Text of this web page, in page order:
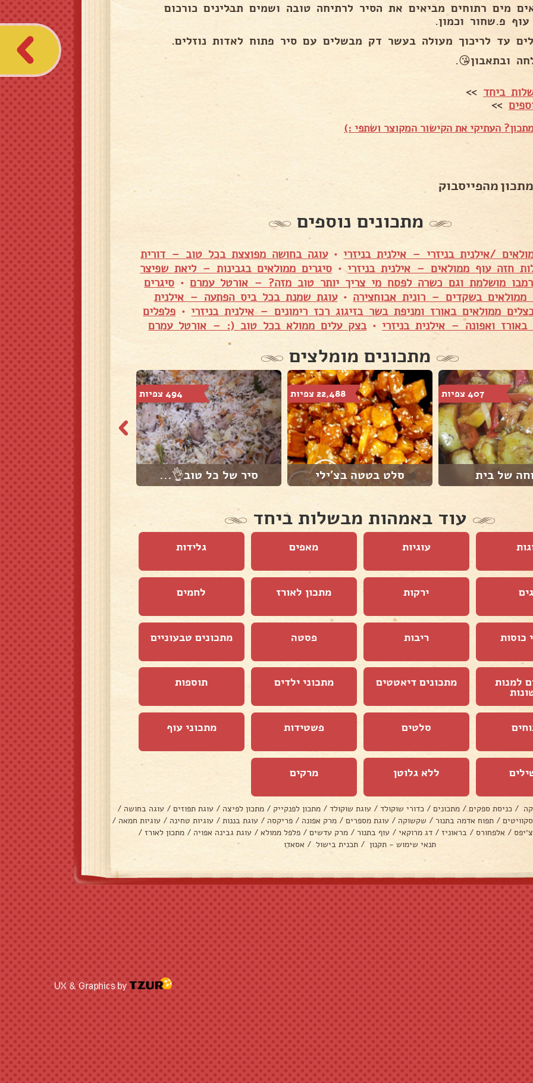
מים רתוחים מביאים את הסיר לרתיחה טובה ושמים תבלינים כורכום
פ.שחור וכמון.
עד לריכוך מעולה בעשר דק מבשלים עם סיר פתוח לאדות נוזלים.
ובתאבון😘.
ביחד >>
>>
העתיקי את הקישור המקוצר ושתפי :)
מהפייסבוק
מתכונים נוספים
/אילנית בניזרי – אילנית בניזרי •עוגה בחושה מפוצצת בכל טוב – דורית
חזה עוף ממולאים – אילנית בניזרי• סיגרים ממולאים בגבינות – ליאת שפיצר
מושלמת וגם כשרה לפסח מי צריך יותר טוב מזה? – אורטל עמרם• סיגרים
ממולאים בשקדים – רונית אבוחצירה •עוגת שמנת בכל ביס הפתעה – אילנית
ממולאים באורז ומניפת בשר בזיגוג רכז רימונים – אילנית בניזרי • פלפלים
באורז ואפונה – אילנית בניזרי •בצק עלים ממולא בכל טוב (: – אורטל עמרם
מתכונים מומלצים
407 צפיות
של בית
22,488 צפיות
סלט בטטה בצ'ילי
494 צפיות
סיר של כל טוב👌...
עוד באמהות מבשלות ביחד
עוגיות מאפים גלידות
ירקות מתכון לאורז לחמים
כוסות ריבות פסטה מתכונים טבעוניים
למנות מתכונים דיאטטים מתכוני ילדים תוספות
סלטים פשטידות מתכוני עוף
ללא גלוטן מרקים
/ כניסת ספקים / מתכונים / כדורי שוקולד / עוגת שוקולד / מתכון לפנקייק / מתכון לפיצה / עוגת תפוזים / עוגה בחושה /
/ תפוח אדמה בתנור / שקשוקה / עוגת מספרים / מרק אפונה / פריקסה / עוגת בננות / עוגיות טחינה / עוגיות חמאה /
/ אלפחורס / בראוניז / דג מרוקאי / עוף בתנור / מרק עדשים / פלפל ממולא / עוגת גבינה אפויה / מתכון לאורז /
תנאי שימוש - תקנון / תכנית בישול / אסאדו